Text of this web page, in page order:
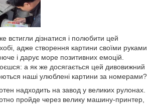
встигли дізнатися і полюбити цей
адже створення картини своїми руками
і дарує море позитивних емоцій.
а як же досягається цей дивовижний
наші улюблені картини за номерами?
надходить на завод у великих рулонах.
пройде через велику машину-принтер,